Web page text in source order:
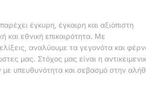
έγκυρη, έγκαιρη και αξιόπιστη
και εθνική επικαιρότητα. Με
αναλύουμε τα γεγονότα και
μας. Στόχος μας είναι η
υπευθυνότητα και σεβασμό στην